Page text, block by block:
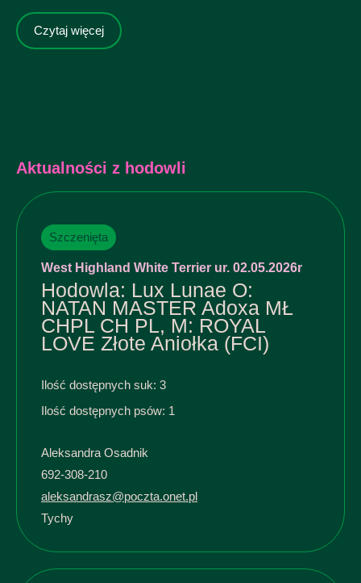
Czytaj więcej
Aktualności z hodowli
Szczenięta
West Highland White Terrier ur. 02.05.2026r
Hodowla: Lux Lunae O:
NATAN MASTER Adoxa MŁ
CHPL CH PL, M: ROYAL
LOVE Złote Aniołka (FCI)
Ilość dostępnych suk: 3
Ilość dostępnych psów: 1
Aleksandra Osadnik
692-308-210
aleksandrasz@poczta.onet.pl
Tychy